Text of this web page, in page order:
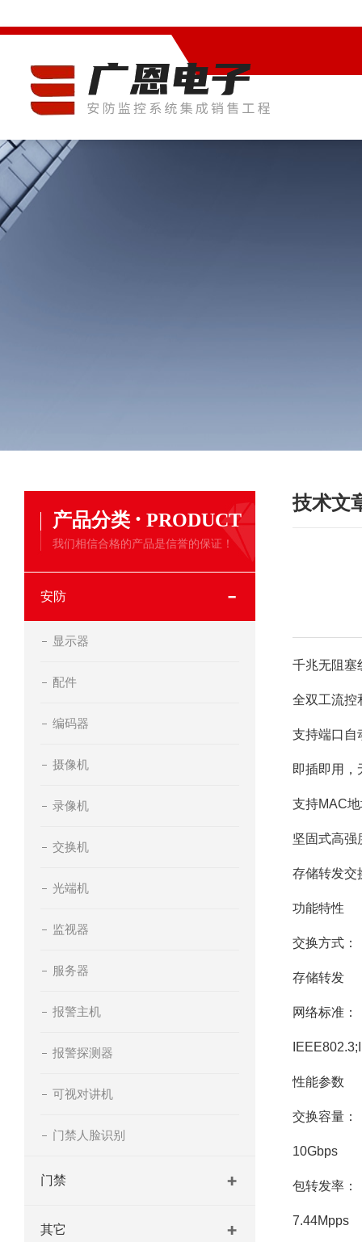
产品分类 · PRODUCT
我们相信合格的产品是信誉的保证！
安防
显示器
配件
编码器
摄像机
录像机
交换机
光端机
监视器
服务器
报警主机
报警探测器
可视对讲机
门禁人脸识别
门禁
其它
技术文
千兆无阻塞
全双工流控
支持端口自
即插即用，
支持MAC
坚固式高强
存储转发交
功能特性
交换方式：
存储转发
网络标准：
性能参数
交换容量：
10Gbps
包转发率：
7.44Mpps